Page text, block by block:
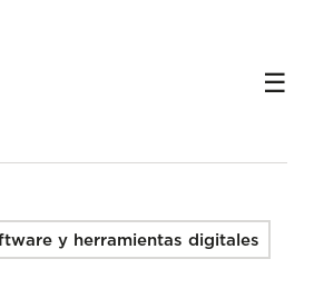
estado ambiental marino según la
Marina Europea
y herramientas digitales